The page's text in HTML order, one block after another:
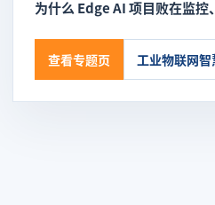
为什么 Edge AI 项目败在监控
查看专题页 工业物联网